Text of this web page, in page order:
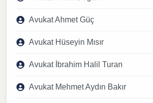
Avukat Ahmet Güç
Avukat Hüseyin Mısır
Avukat İbrahim Halil Turan
Avukat Mehmet Aydın Bakır